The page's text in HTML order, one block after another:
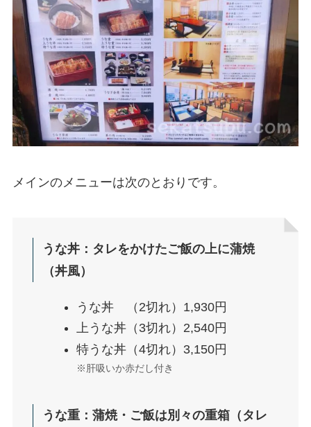
メインのメニューは次のとおりです。
うな丼：タレをかけたご飯の上に蒲焼
（丼風）
うな丼 （2切れ）1,930円
上うな丼（3切れ）2,540円
特うな丼（4切れ）3,150円
※肝吸いか赤だし付き
うな重：蒲焼・ご飯は別々の重箱（タレ